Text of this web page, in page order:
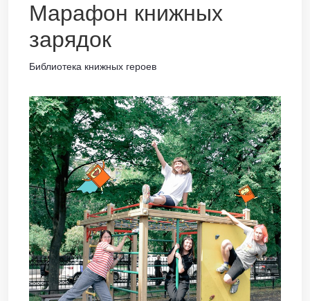
Марафон книжных
зарядок
Библиотека книжных героев